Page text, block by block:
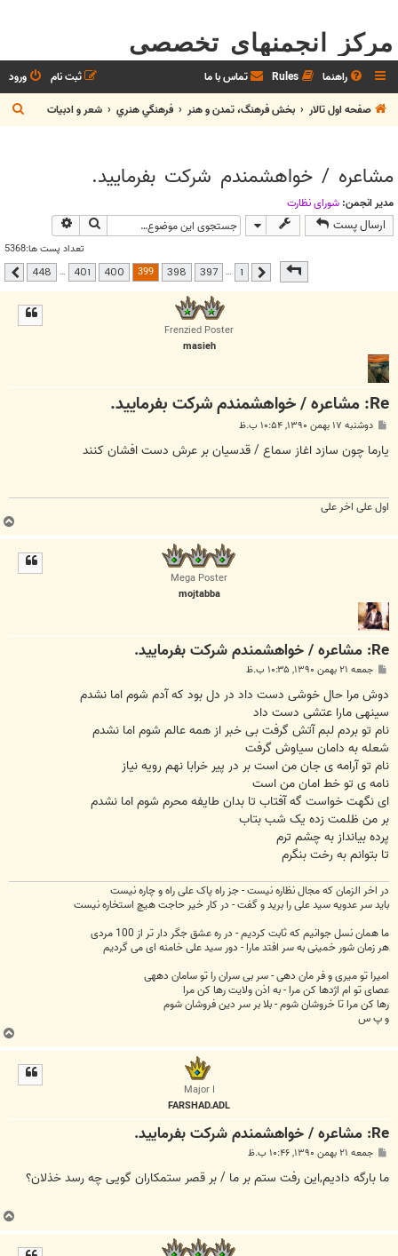
مرکز انجمنهای تخصصی
راهنما Rules تماس با ما ورود
ثبت نام
صفحه اول تالار
بخش فرهنگ، تمدن و هنر فرهنگي هنري شعر و ادبيات
ج
س
مشاعره / خواهشمندم شرکت بفرماييد.
مدیر انجمن: شوراي نظارت
ارسال پست جستجو
تعداد پست ها:5368
448 قبلی …
397
398
399
400
401
…
448 بعدی
Frenzied Poster
masieh
Re: مشاعره / خواهشمندم شرکت بفرماييد.
پ
ت
دوشنبه ۱۷ بهمن ۱۳۹۰, ۱۰:۵۴ ب.ظ
یارما چون سازد اغاز سماع / قدسیان بر عرش دست افشان کنند
اول علی اخر علی
ب
ا
Mega Poster
mojtabba
Re: مشاعره / خواهشمندم شرکت بفرماييد.
پ
ت
جمعه ۲۱ بهمن ۱۳۹۰, ۱۰:۳۵ ب.ظ
دوش مرا حال خوشی دست داد در دل بود که آدم شوم اما نشدم
سینهی مارا عتشی دست داد
نام تو بردم لبم آتش گرفت بی خبر از همه عالم شوم اما نشدم
شعله به دامان سیاوش گرفت
نام تو آرامه ی جان من است بر در پیر خرابا نهم رویه نیاز
نامه ی تو خط امان من است
ای نگهت خواست گه آفتاب تا بدان طایفه محرم شوم اما نشدم
بر من ظلمت زده یک شب بتاب
پرده بیانداز به چشم ترم
تا بتوانم به رخت بنگرم
در اخر الزمان که مجال نظاره نیست - جز راه پاک علی راه و چاره نیست
باید سر عدویه سید علی را برید و گفت - در کار خیر حاجت هیچ استخاره نیست
ما همان نسل جوانیم که ثابت کردیم - در ره عشق جگر دار تر از 100 مردی
هر زمان شور خمینی به سر افتد مارا - دور سید علی خامنه ای می گردیم
امیرا تو میری و فر مان دهی - سر بی سران را تو سامان دههی
عصای تو ام اژدها کن مرا - به اذن ولایت رها کن مرا
رها کن مرا تا خروشان شوم - بلا بر سر دین فروشان شوم
و پ س
ب
ا
Major I
FARSHAD.ADL
Re: مشاعره / خواهشمندم شرکت بفرماييد.
پ
ت
جمعه ۲۱ بهمن ۱۳۹۰, ۱۰:۴۶ ب.ظ
ما بارگه دادیم,این رفت ستم بر ما / بر قصر ستمکاران گویی چه رسد خذلان؟
ب
ا